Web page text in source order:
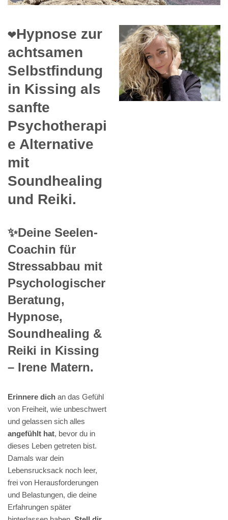
❤️Hypnose zur
achtsamen
Selbstfindung
in Kissing als
sanfte
Psychotherapi
e Alternative
mit
Soundhealing
und Reiki.
✨Deine Seelen-
Coachin für
Stressabbau mit
Psychologischer
Beratung,
Hypnose,
Soundhealing &
Reiki in Kissing
– Irene Matern.
Erinnere dich an das Gefühl
von Freiheit, wie unbeschwert
und gelassen sich alles
angefühlt hat, bevor du in
dieses Leben getreten bist.
Damals war dein
Lebensrucksack noch leer,
frei von Herausforderungen
und Belastungen, die deine
Erfahrungen später